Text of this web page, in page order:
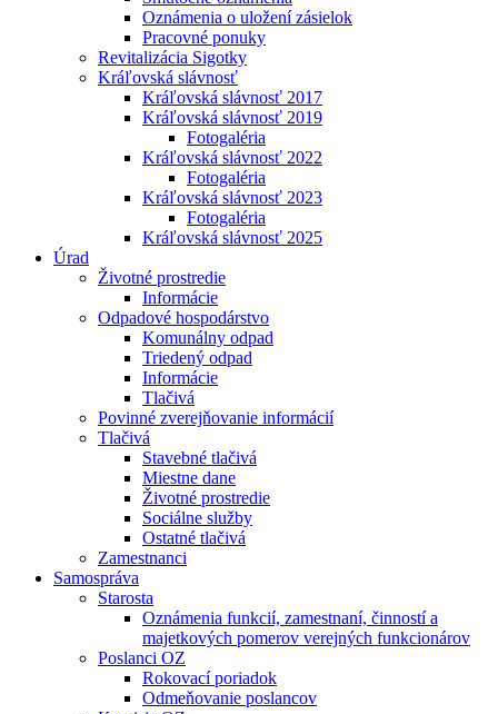
Oznámenia o uložení zásielok
Pracovné ponuky
Revitalizácia Sigotky
Kráľovská slávnosť
Kráľovská slávnosť 2017
Kráľovská slávnosť 2019
Fotogaléria
Kráľovská slávnosť 2022
Fotogaléria
Kráľovská slávnosť 2023
Fotogaléria
Kráľovská slávnosť 2025
Úrad
Životné prostredie
Informácie
Odpadové hospodárstvo
Komunálny odpad
Triedený odpad
Informácie
Tlačivá
Povinné zverejňovanie informácií
Tlačivá
Stavebné tlačivá
Miestne dane
Životné prostredie
Sociálne služby
Ostatné tlačivá
Zamestnanci
Samospráva
Starosta
Oznámenia funkcií, zamestnaní, činností a
majetkových pomerov verejných funkcionárov
Poslanci OZ
Rokovací poriadok
Odmeňovanie poslancov